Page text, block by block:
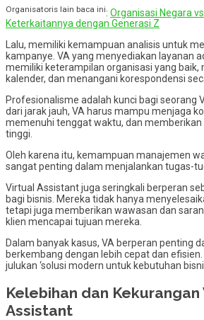
Organisatoris lain baca ini: Organisasi Negara
Keterkaitannya dengan Generasi Z
Lalu, memiliki kemampuan analisis untuk
kampanye. VA yang menyediakan layanan
memiliki keterampilan organisasi yang baik,
kalender, dan menangani korespondensi
Profesionalisme adalah kunci bagi seorang
dari jarak jauh, VA harus mampu menjaga
memenuhi tenggat waktu, dan memberikan
tinggi.
Oleh karena itu, kemampuan manajemen
sangat penting dalam menjalankan tugas-
Virtual Assistant juga seringkali berperan
bagi bisnis. Mereka tidak hanya
tetapi juga memberikan wawasan dan
klien mencapai tujuan mereka.
Dalam banyak kasus, VA berperan penting
berkembang dengan lebih cepat dan
julukan ‘solusi modern untuk kebutuhan
Kelebihan dan
Assistant